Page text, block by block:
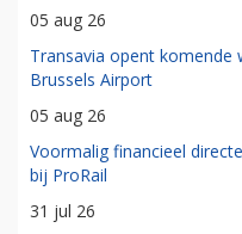
05 aug 26
Transavia opent
Brussels Airport
05 aug 26
Voormalig financieel
bij ProRail
31 jul 26